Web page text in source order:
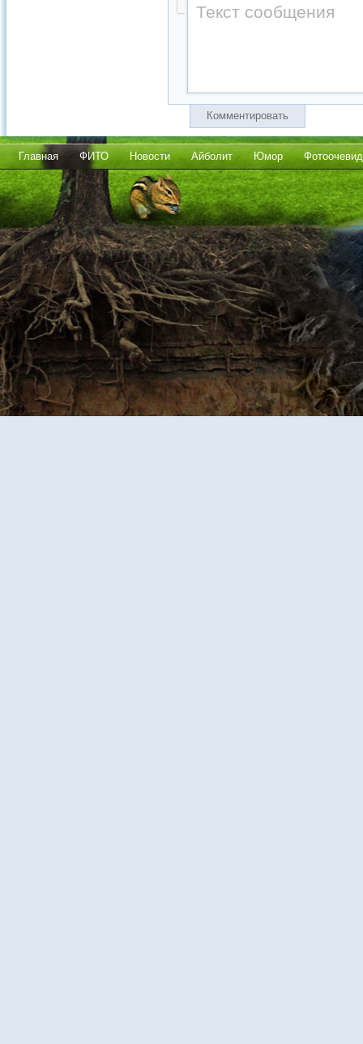
Комментировать
Главная ФИТО Новости Айболит Юмор